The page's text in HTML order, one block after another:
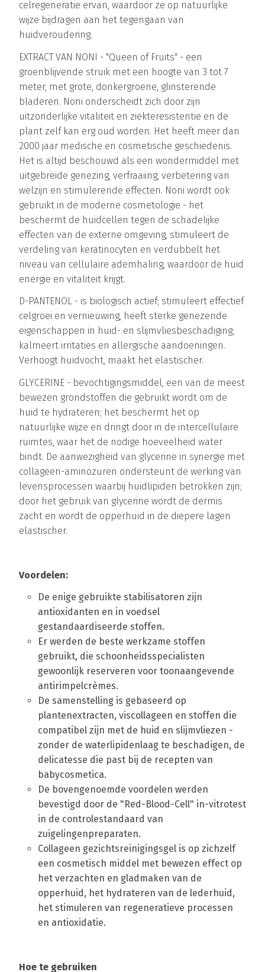
celregeneratie ervan, waardoor ze op natuurlijke
wijze bijdragen aan het tegengaan van
huidveroudering.
EXTRACT VAN NONI - "Queen of Fruits" - een
groenblijvende struik met een hoogte van 3 tot 7
meter, met grote, donkergroene, glinsterende
bladeren. Noni onderscheidt zich door zijn
uitzonderlijke vitaliteit en ziekteresistentie en de
plant zelf kan erg oud worden. Het heeft meer dan
2000 jaar medische en cosmetische geschiedenis.
Het is altijd beschouwd als een wondermiddel met
uitgebreide genezing, verfraaiing, verbetering van
welzijn en stimulerende effecten. Noni wordt ook
gebruikt in de moderne cosmetologie - het
beschermt de huidcellen tegen de schadelijke
effecten van de externe omgeving, stimuleert de
verdeling van keratinocyten en verdubbelt het
niveau van cellulaire ademhaling, waardoor de huid
energie en vitaliteit krijgt.
D-PANTENOL - is biologisch actief; stimuleert effectief
celgroei en vernieuwing, heeft sterke genezende
eigenschappen in huid- en slijmvliesbeschadiging;
kalmeert irritaties en allergische aandoeningen.
Verhoogt huidvocht, maakt het elastischer.
GLYCERINE - bevochtigingsmiddel, een van de meest
bewezen grondstoffen die gebruikt wordt om de
huid te hydrateren; het beschermt het op
natuurlijke wijze en dringt door in de intercellulaire
ruimtes, waar het de nodige hoeveelheid water
bindt. De aanwezigheid van glycerine in synergie met
collageen-aminozuren ondersteunt de werking van
levensprocessen waarbij huidlipiden betrokken zijn;
door het gebruik van glycerine wordt de dermis
zacht en wordt de opperhuid in de diepere lagen
elastischer.
Voordelen:
De enige gebruikte stabilisatoren zijn
antioxidanten en in voedsel
gestandaardiseerde stoffen.
Er werden de beste werkzame stoffen
gebruikt, die schoonheidsspecialisten
gewoonlijk reserveren voor toonaangevende
antirimpelcrèmes.
De samenstelling is gebaseerd op
plantenextracten, viscollageen en stoffen die
compatibel zijn met de huid en slijmvliezen -
zonder de waterlipidenlaag te beschadigen, de
delicatesse die past bij de recepten van
babycosmetica.
De bovengenoemde voordelen werden
bevestigd door de "Red-Blood-Cell" in-vitrotest
in de controlestandaard van
zuigelingenpreparaten.
Collageen gezichtsreinigingsgel is op zichzelf
een cosmetisch middel met bewezen effect op
het verzachten en gladmaken van de
opperhuid, het hydrateren van de lederhuid,
het stimuleren van regeneratieve processen
en antioxidatie.
Hoe te gebruiken